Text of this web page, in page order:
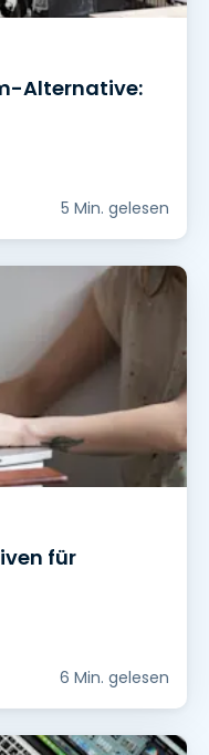
Alternative:
5 Min. gelesen
für
6 Min. gelesen